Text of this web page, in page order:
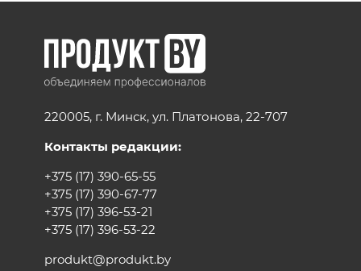
220005, г. Минск, ул. Платонова, 22-707
Контакты редакции:
+375 (17) 390-65-55
+375 (17) 390-67-77
+375 (17) 396-53-21
+375 (17) 396-53-22
produkt@produkt.by